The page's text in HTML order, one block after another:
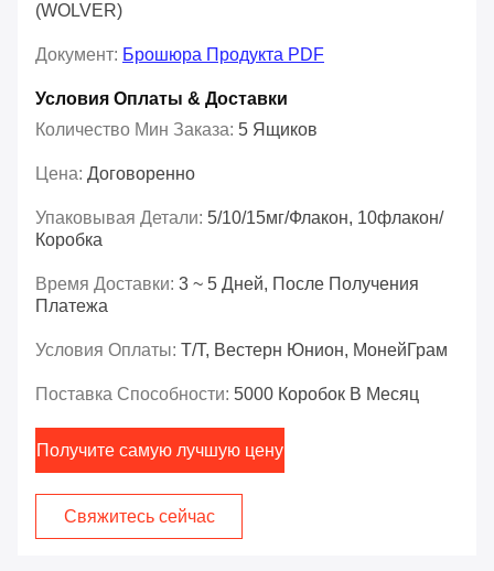
(WOLVER)
Документ: Брошюра Продукта PDF
Условия Оплаты & Доставки
Количество Мин Заказа: 5 Ящиков
Цена: Договоренно
Упаковывая Детали: 5/10/15мг/флакон, 10флакон/
Коробка
Время Доставки: 3 ~ 5 Дней, После Получения
Платежа
Условия Оплаты: Т/Т, Вестерн Юнион, МонейГрам
Поставка Способности: 5000 Коробок В Месяц
Получите самую лучшую цену
Свяжитесь сейчас